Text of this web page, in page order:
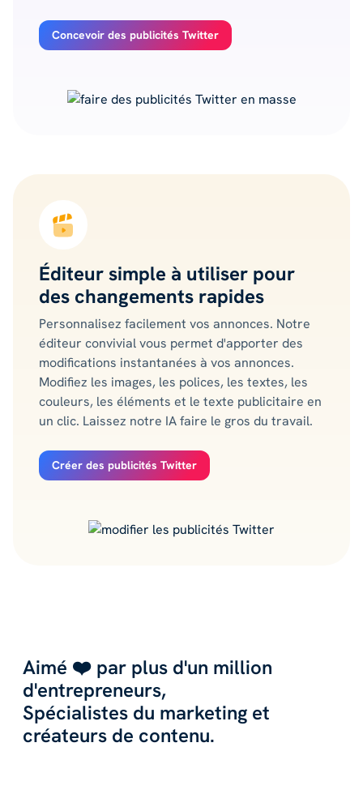
Concevoir des publicités Twitter
Éditeur simple à utiliser pour
des changements rapides
Personnalisez facilement vos annonces. Notre
éditeur convivial vous permet d'apporter des
modifications instantanées à vos annonces.
Modifiez les images, les polices, les textes, les
couleurs, les éléments et le texte publicitaire en
un clic. Laissez notre IA faire le gros du travail.
Créer des publicités Twitter
Aimé ❤️ par plus d'un million
d'entrepreneurs,
Spécialistes du marketing et
créateurs de contenu.